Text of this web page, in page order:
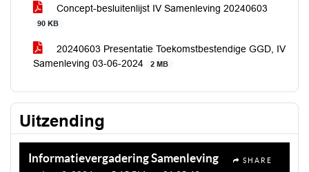
Concept-besluitenlijst IV Samenleving 20240603
90 KB
20240603 Presentatie Toekomstbestendige GGD, IV
Samenleving 03-06-2024
2 MB
Uitzending